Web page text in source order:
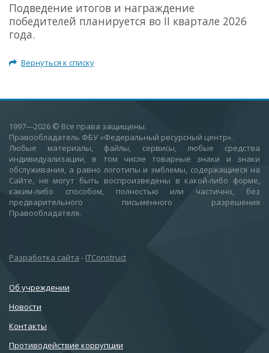
Подведение итогов и награждение
победителей планируется во II квартале 2026
года.
Вернуться к списку
1997—2026 © Все права защищены.
Правообладатель ФБУ «Федеральный ресурсный центр».
Любые материалы, файлы, сервисы, любые средства
индивидуализации, в том числе товарные знаки и знаки
обслуживания, а равно логотипы и эмблемы, содержащиеся на
Сайте, не могут быть воспроизведены в какой-либо форме,
каким-либо способом, полностью или частично, без
предварительного письменного разрешения
Правообладателя.
Разработка сайта - ITConstruct
Об учреждении
Новости
Контакты
Противодействие коррупции